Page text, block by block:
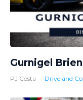
Gurnigel
PJ Costa · Drive and